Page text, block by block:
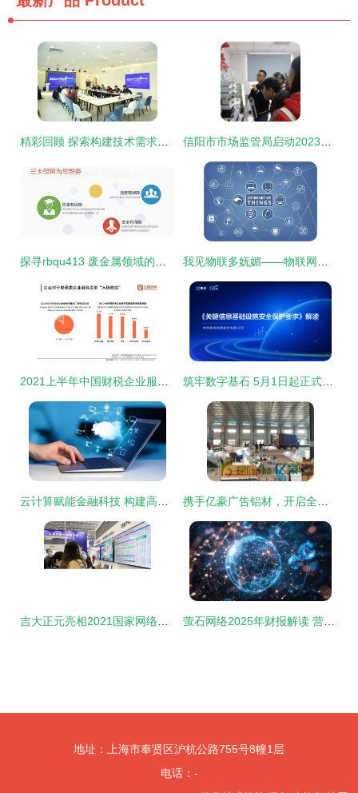
精彩回顾 探索构建技术需求服务路径系列之人工智能专场路演对接会圆满落幕 信阳市市场监管局启动2023年度全市检验检测机构开放日活动 信息技术咨询服务助力企业高质量发展
探寻rbqu413 废金属领域的价格、厂家与供应商全解析 我见物联多妩媚——物联网联盟会员风采系列之五十八 网络技术服务，构筑万物互联的数字骨架
2021上半年中国财税企业服务洞察 信息技术咨询驱动行业变革 筑牢数字基石 5月1日起正式实施的《关键信息基础设施安全保护要求》图解与解读
云计算赋能金融科技 构建高效运营与网络服务新范式 携手亿豪广告铝材，开启全国连锁灯箱厂加盟新机遇，样品免费提供，技术无忧支持
吉大正元亮相2021国家网络安全宣传周，以创新产品技术引领网络服务新浪潮 萤石网络2025年财报解读 营收59亿稳增长，净利润提升12%，董事长五年薪酬引关注
地址：上海市奉贤区沪杭公路755号8幢1层
电话：-